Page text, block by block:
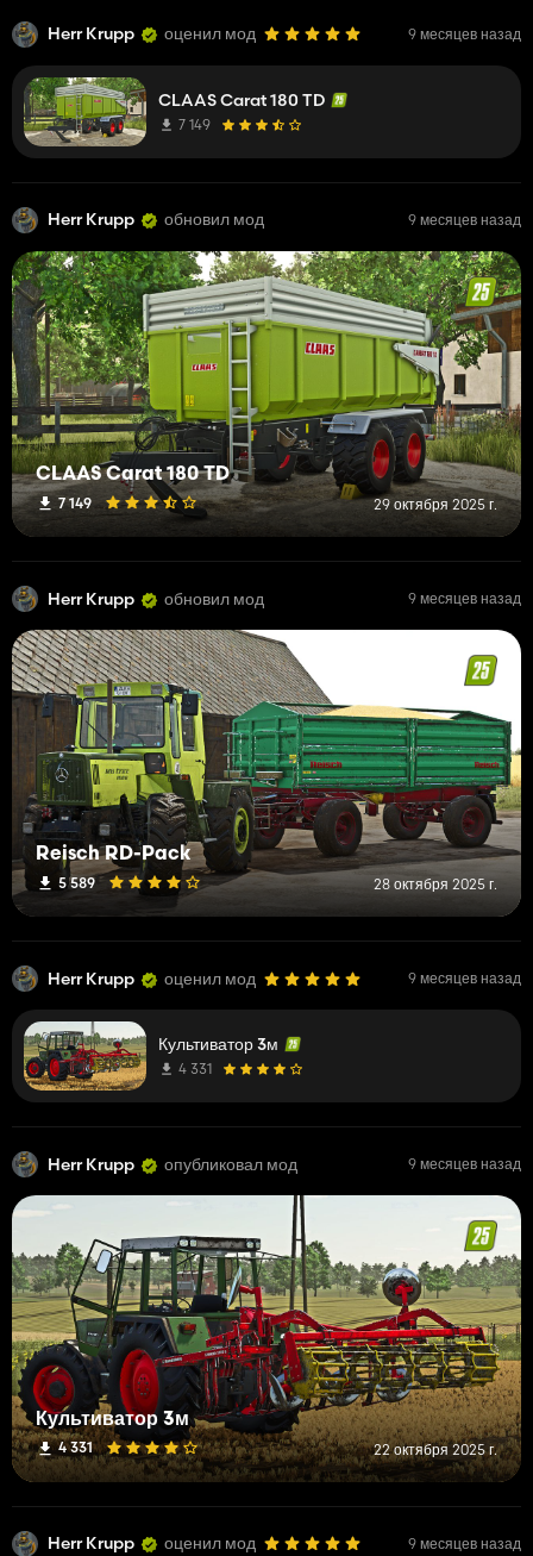
Herr Krupp оценил мод 9 месяцев назад
CLAAS Carat 180 TD
7 149
Herr Krupp обновил мод 9 месяцев назад
CLAAS Carat 180 TD
7 149 29 октября 2025 г.
Herr Krupp обновил мод 9 месяцев назад
Reisch RD-Pack
5 589 28 октября 2025 г.
Herr Krupp оценил мод 9 месяцев назад
Культиватор 3м
4 331
Herr Krupp опубликовал мод 9 месяцев назад
Культиватор 3м
4 331 22 октября 2025 г.
Herr Krupp оценил мод 9 месяцев назад